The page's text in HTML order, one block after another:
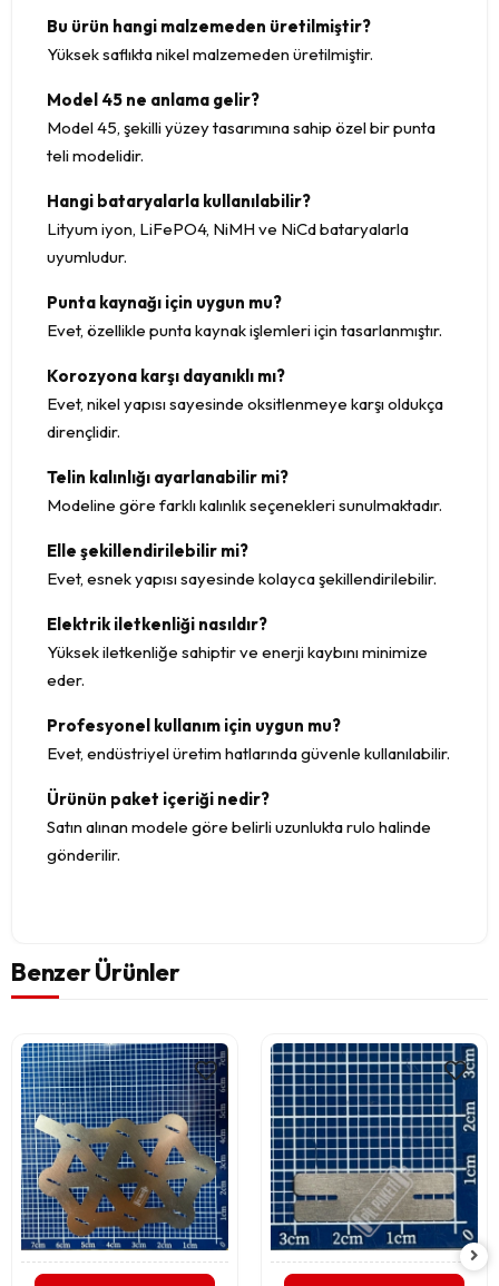
Bu ürün hangi malzemeden üretilmiştir?
Yüksek saflıkta nikel malzemeden üretilmiştir.
Model 45 ne anlama gelir?
Model 45, şekilli yüzey tasarımına sahip özel bir punta
teli modelidir.
Hangi bataryalarla kullanılabilir?
Lityum iyon, LiFePO4, NiMH ve NiCd bataryalarla
uyumludur.
Punta kaynağı için uygun mu?
Evet, özellikle punta kaynak işlemleri için tasarlanmıştır.
Korozyona karşı dayanıklı mı?
Evet, nikel yapısı sayesinde oksitlenmeye karşı oldukça
dirençlidir.
Telin kalınlığı ayarlanabilir mi?
Modeline göre farklı kalınlık seçenekleri sunulmaktadır.
Elle şekillendirilebilir mi?
Evet, esnek yapısı sayesinde kolayca şekillendirilebilir.
Elektrik iletkenliği nasıldır?
Yüksek iletkenliğe sahiptir ve enerji kaybını minimize
eder.
Profesyonel kullanım için uygun mu?
Evet, endüstriyel üretim hatlarında güvenle kullanılabilir.
Ürünün paket içeriği nedir?
Satın alınan modele göre belirli uzunlukta rulo halinde
gönderilir.
Benzer Ürünler